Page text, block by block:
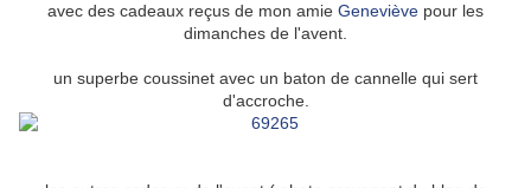
avec des cadeaux reçus de mon amie Geneviève pour les
dimanches de l'avent.
un superbe coussinet avec un baton de cannelle qui sert
d'accroche.